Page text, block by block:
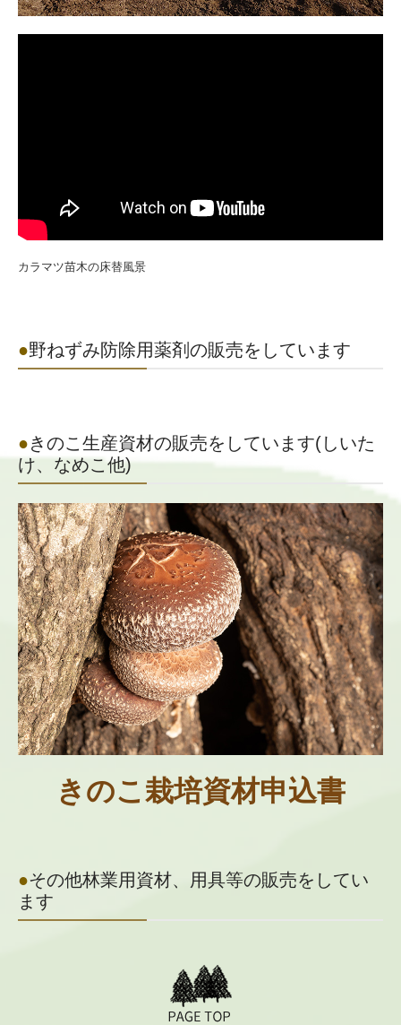
カラマツ苗木の床替風景
●野ねずみ防除用薬剤の販売をしています
●きのこ生産資材の販売をしています(しいた
け、なめこ他)
きのこ栽培資材申込書
●その他林業用資材、用具等の販売をしてい
ます